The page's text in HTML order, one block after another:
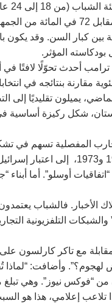
من الجمهوريين الشباب يدعمون
المؤثر.
يميلون تقليديًا إلى
المفصلية تسهم في
يميل جيل ما بعد الحرب،
أوسلو”. أما
فالشباب يعتمدون
التلفزيونية
مع تاكر كارلسون
لهجوم؟”. وأضافت:
تلاعب إعلامي، هذا هو